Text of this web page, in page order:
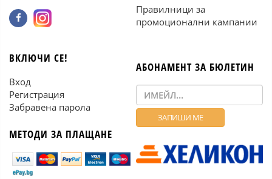
Правилници за
промоционални кампании
ВКЛЮЧИ СЕ!
Вход
Регистрация
Забравена парола
МЕТОДИ ЗА ПЛАЩАНЕ
АБОНАМЕНТ ЗА БЮЛЕТИН